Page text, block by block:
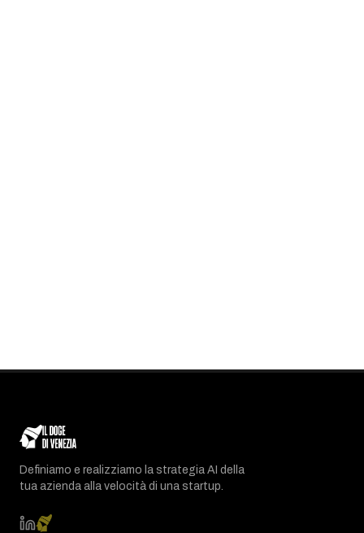
Definiamo e realizziamo la strategia AI della
tua azienda alla velocità di una startup.